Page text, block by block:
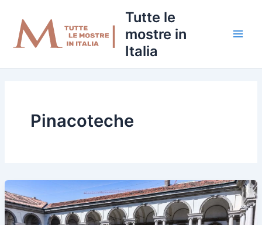
contenuto
Tutte le
mostre in
Italia
Pinacoteche